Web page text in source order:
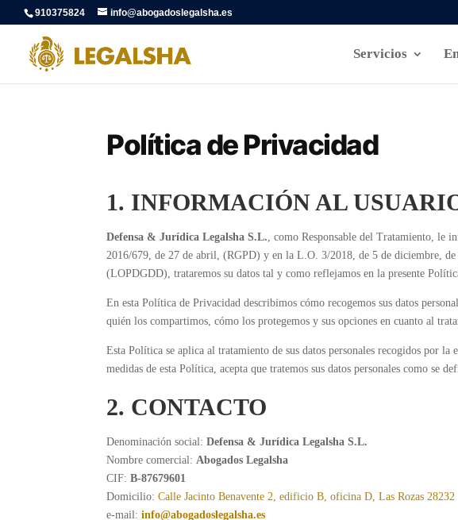
910375824 info@abogadoslegalsha.es
Servicios
Política de Privacidad
1. INFORMACIÓN AL
Defensa & Jurídica Legalsha S.L., como Responsable del Tratamiento, le
2016/679, de 27 de abril, (RGPD) y en la L.O. 3/2018, de 5 de diciembre,
(LOPDGDD), trataremos su datos tal y como reflejamos en la presente
En esta Política de Privacidad describimos cómo recogemos sus datos
quién los compartimos, cómo los protegemos y sus opciones en cuanto al
Esta Política se aplica al tratamiento de sus datos personales recogidos por la
medidas de esta Política, acepta que tratemos sus datos personales como se
2. CONTACTO
Denominación social:Defensa & Jurídica Legalsha S.L.
Nombre comercial:Abogados Legalsha
CIF:B-87679601
Domicilio:Calle Jacinto Benavente 2, edificio B, oficina D, Las Rozas 28232
e-mail:info@abogadoslegalsha.es